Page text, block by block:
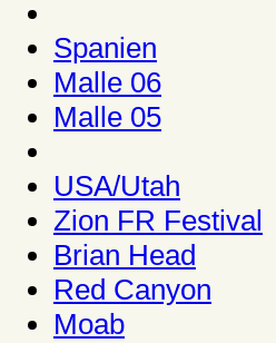
Spanien
Malle 06
Malle 05
USA/Utah
Zion FR Festival
Brian Head
Red Canyon
Moab